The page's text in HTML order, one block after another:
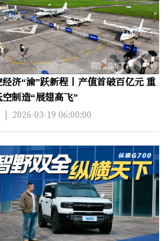
济“渝”跃新程丨产值首破百亿元 重
制造“展翅高飞”
| 2026-03-19 06:00:00